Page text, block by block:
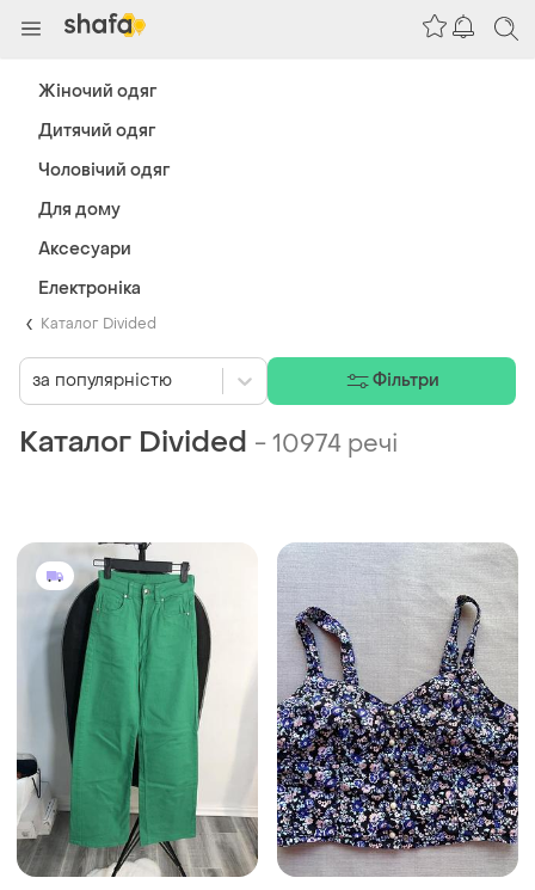
Каталог Divided
Каталог Divided -10974 речі
за популярністю Фільтри
Жіночий одяг
Дитячий одяг
Чоловічий одяг
Для дому
Аксесуари
Електроніка